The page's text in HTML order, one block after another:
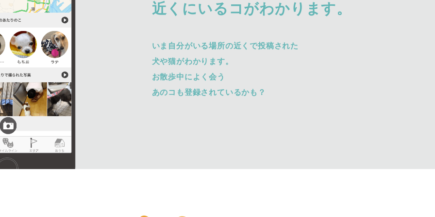
近くにいるコがわかります。
いま自分がいる場所の近くで投稿された
犬や猫がわかります。
お散歩中によく会う
あのコも登録されているかも？